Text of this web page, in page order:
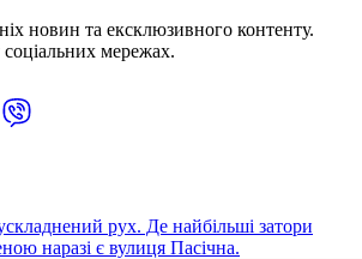
новин та ексклюзивного контенту.
мережах.
рух. Де найбільші затори
наразі є вулиця Пасічна.